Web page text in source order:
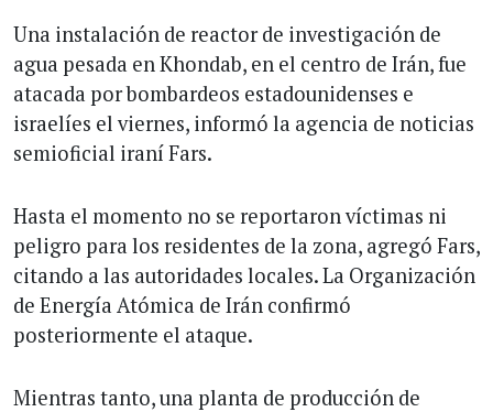
Una instalación de reactor de investigación de
agua pesada en Khondab, en el centro de Irán, fue
atacada por bombardeos estadounidenses e
israelíes el viernes, informó la agencia de noticias
semioficial iraní Fars.
Hasta el momento no se reportaron víctimas ni
peligro para los residentes de la zona, agregó Fars,
citando a las autoridades locales. La Organización
de Energía Atómica de Irán confirmó
posteriormente el ataque.
Mientras tanto, una planta de producción de